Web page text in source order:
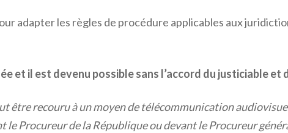
adapter les règles de procédure applicables aux
et il est devenu possible sans l’accord du justiciable et
être recouru à un moyen de télécommunication
Procureur de la République ou devant le Procureur